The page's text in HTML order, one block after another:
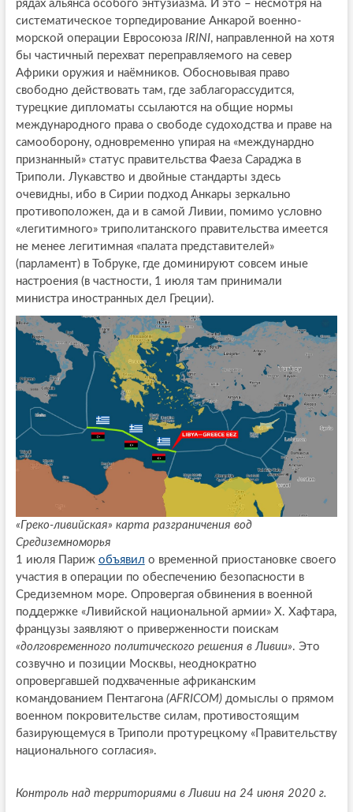
рядах альянса особого энтузиазма. И это – несмотря на
систематическое торпедирование Анкарой военно-
морской операции Евросоюза IRINI, направленной на хотя
бы частичный перехват переправляемого на север
Африки оружия и наёмников. Обосновывая право
свободно действовать там, где заблагорассудится,
турецкие дипломаты ссылаются на общие нормы
международного права о свободе судоходства и праве на
самооборону, одновременно упирая на «междунардно
признанный» статус правительства Фаеза Сараджа в
Триполи. Лукавство и двойные стандарты здесь
очевидны, ибо в Сирии подход Анкары зеркально
противоположен, да и в самой Ливии, помимо условно
«легитимного» триполитанского правительства имеется
не менее легитимная «палата представителей»
(парламент) в Тобруке, где доминируют совсем иные
настроения (в частности, 1 июля там принимали
министра иностранных дел Греции).
«Греко-ливийская» карта разграничения вод
Средиземноморья
1 июля Париж объявил о временной приостановке своего
участия в операции по обеспечению безопасности в
Средиземном море. Опровергая обвинения в военной
поддержке «Ливийской национальной армии» Х. Хафтара,
французы заявляют о приверженности поискам
«долговременного политического решения в Ливии». Это
созвучно и позиции Москвы, неоднократно
опровергавшей подхваченные африканским
командованием Пентагона (AFRICOM)домыслы о прямом
военном покровительстве силам, противостоящим
базирующемуся в Триполи протурецкому «Правительству
национального согласия».
Контроль над территориями в Ливии на 24 июня 2020 г.